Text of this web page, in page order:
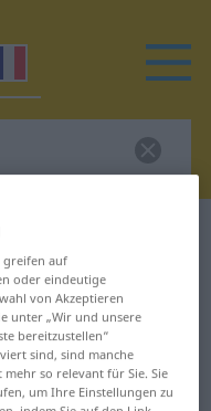
greifen auf
oder eindeutige
von Akzeptieren
unter „Wir und unsere
bereitzustellen“
sind, sind manche
so relevant für Sie. Sie
um Ihre Einstellungen zu